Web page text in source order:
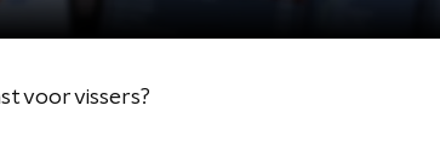
voor vissers?